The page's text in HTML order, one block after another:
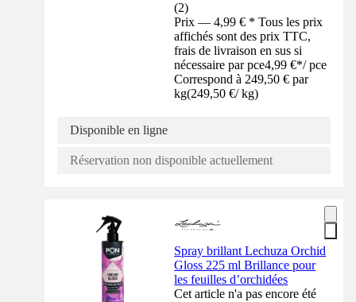
(2)
Prix — 4,99 € * Tous les prix
affichés sont des prix TTC,
frais de livraison en sus si
nécessaire par pce4,99 €*/ pce
Correspond à 249,50 € par
kg(249,50 €/ kg)
Disponible en ligne
Réservation non disponible actuellement
Spray brillant Lechuza Orchid
Gloss 225 ml Brillance pour
les feuilles d’orchidées
Cet article n'a pas encore été